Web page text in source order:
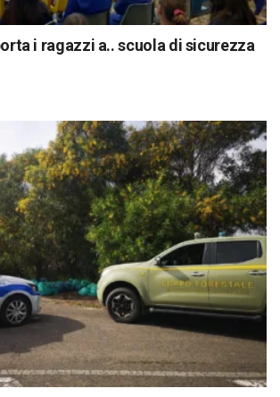
i ragazzi a.. scuola di sicurezza